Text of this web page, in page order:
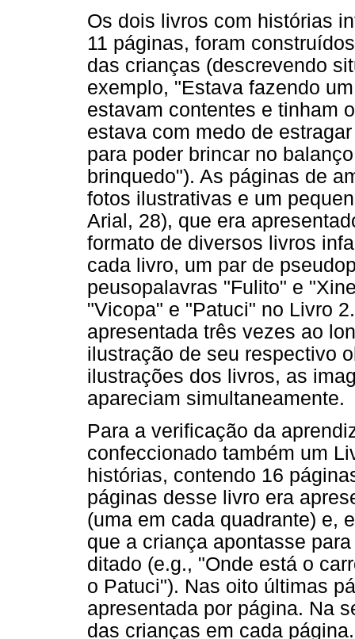
Os dois livros com histórias
11 páginas, foram
das crianças (descrevendo
exemplo, "Estava fazendo
estavam contentes e tinham
estava com medo de
para poder brincar no
brinquedo"). As páginas de
fotos ilustrativas e um
Arial, 28), que era
formato de diversos livros
cada livro, um par de
peusopalavras "Fulito" e
"Vicopa" e "Patuci" no Livro
apresentada três vezes ao
ilustração de seu respectivo
ilustrações dos livros, as
apareciam simultaneamente.
Para a verificação da
confeccionado também um
histórias, contendo 16
páginas desse livro era
(uma em cada quadrante) e,
que a criança apontasse
ditado (e.g., "Onde está o
o Patuci"). Nas oito últimas
apresentada por página. Na
das crianças em cada página.